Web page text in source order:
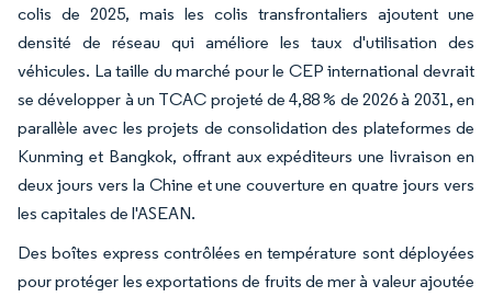
colis de 2025, mais les colis transfrontaliers ajoutent une
densité de réseau qui améliore les taux d'utilisation des
véhicules. La taille du marché pour le CEP international devrait
se développer à un TCAC projeté de 4,88 % de 2026 à 2031, en
parallèle avec les projets de consolidation des plateformes de
Kunming et Bangkok, offrant aux expéditeurs une livraison en
deux jours vers la Chine et une couverture en quatre jours vers
les capitales de l'ASEAN.
Des boîtes express contrôlées en température sont déployées
pour protéger les exportations de fruits de mer à valeur ajoutée